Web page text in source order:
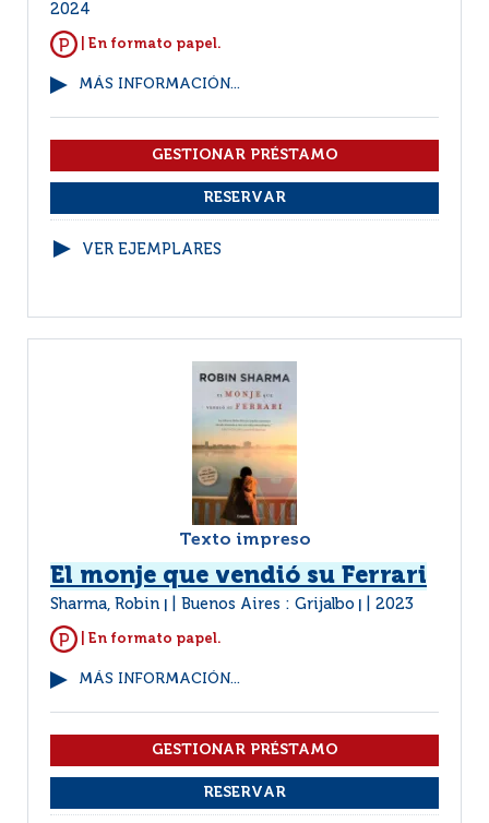
2024
| En formato papel.
MÁS INFORMACIÓN...
VER EJEMPLARES
Texto impreso
El monje que vendió su Ferrari
Sharma, Robin Buenos Aires : Grijalbo 2023
| En formato papel.
MÁS INFORMACIÓN...